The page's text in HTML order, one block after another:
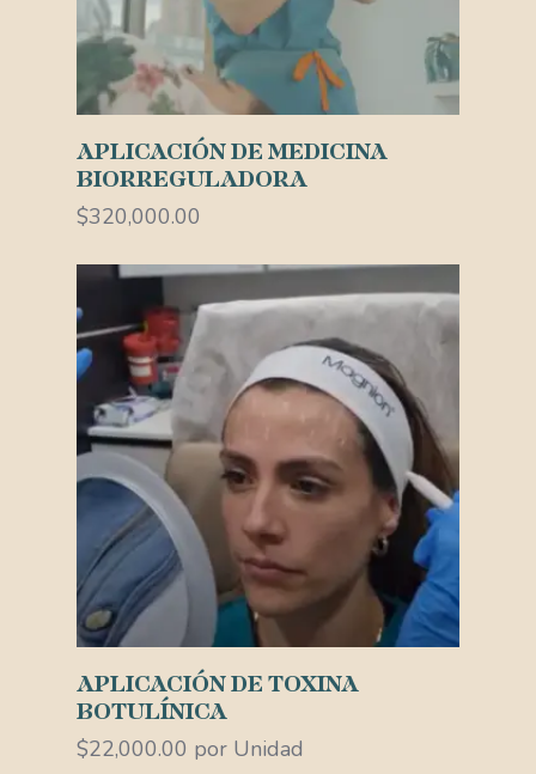
Añadir Al Carrito
APLICACIÓN DE MEDICINA
BIORREGULADORA
$320,000.00
Añadir Al Carrito
APLICACIÓN DE TOXINA
BOTULÍNICA
$22,000.00 por Unidad